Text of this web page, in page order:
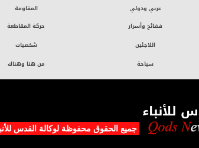
عربي ودولي
فضائح وأسرار
اللاجئين
سياحة
المقاومة
حركة المقاطعة
شخصيات
من هنا وهناك
للأنباء
جميع الحقوق محفوظة لوکالة القدس